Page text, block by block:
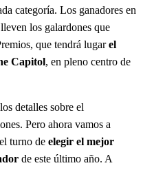
categoría. Los ganadores en
los galardones que
que tendrá lugarel
Capitol, en pleno centro de
detalles sobre el
Pero ahora vamos a
turno de elegir el mejor
de este último año. A